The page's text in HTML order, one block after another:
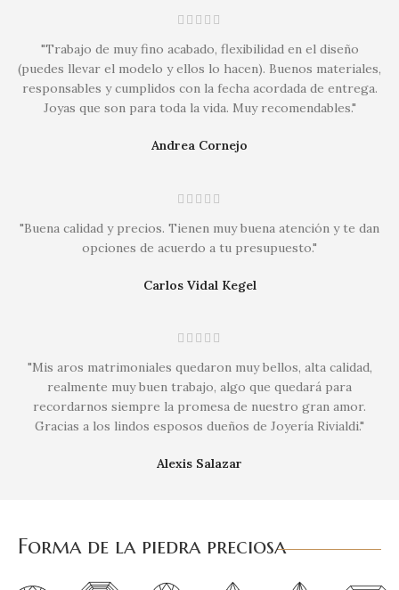
"Trabajo de muy fino acabado, flexibilidad en el diseño
(puedes llevar el modelo y ellos lo hacen). Buenos materiales,
responsables y cumplidos con la fecha acordada de entrega.
Joyas que son para toda la vida. Muy recomendables."
Andrea Cornejo
"Buena calidad y precios. Tienen muy buena atención y te dan
opciones de acuerdo a tu presupuesto."
Carlos Vidal Kegel
"Mis aros matrimoniales quedaron muy bellos, alta calidad,
realmente muy buen trabajo, algo que quedará para
recordarnos siempre la promesa de nuestro gran amor.
Gracias a los lindos esposos dueños de Joyería Rivialdi."
Alexis Salazar
Forma de la piedra preciosa